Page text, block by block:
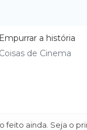
Empurrar a história
Coisas de Cinema
feito ainda. Seja o